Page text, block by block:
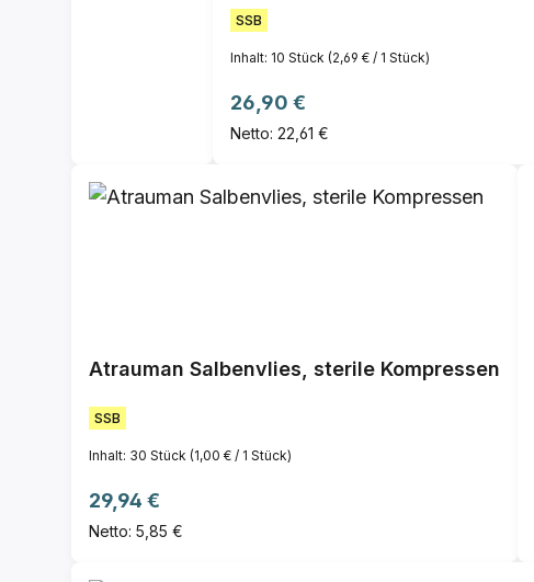
SSB
Inhalt: 10 Stück (2,69 € / 1 Stück)
Regulärer Preis:
26,90 €
Netto: 22,61 €
Atrauman Salbenvlies, sterile Kompressen
SSB
Inhalt: 30 Stück (1,00 € / 1 Stück)
Regulärer Preis:
29,94 €
Netto: 5,85 €